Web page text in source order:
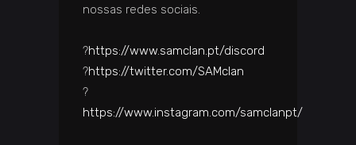
nossas redes sociais.
?https://www.samclan.pt/discord
?https://twitter.com/SAMclan
?
https://www.instagram.com/samclanpt/